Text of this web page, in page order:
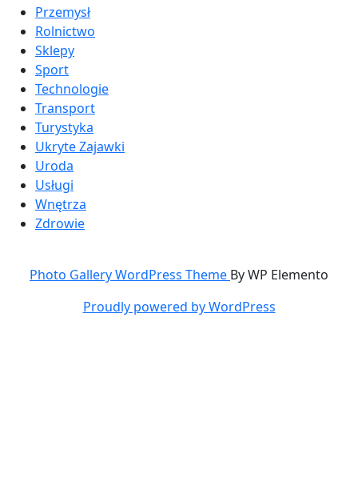
Przemysł
Rolnictwo
Sklepy
Sport
Technologie
Transport
Turystyka
Ukryte Zajawki
Uroda
Usługi
Wnętrza
Zdrowie
Photo Gallery WordPress Theme By WP Elemento
Proudly powered by WordPress